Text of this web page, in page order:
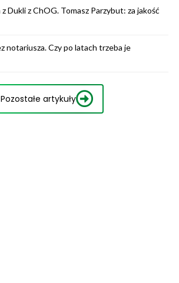
z Dukli z ChOG. Tomasz Parzybut: za jakość
notariusza. Czy po latach trzeba je
Pozostałe artykuły